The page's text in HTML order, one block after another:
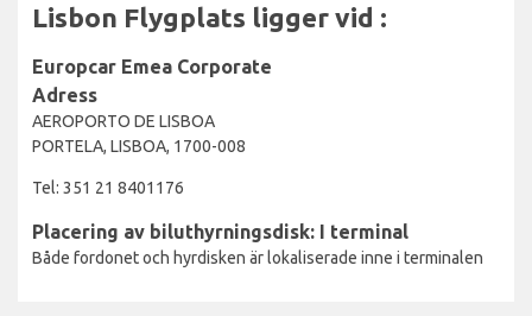
Lisbon Flygplats ligger vid :
Europcar Emea Corporate
Adress
AEROPORTO DE LISBOA
PORTELA, LISBOA, 1700-008
Tel: 351 21 8401176
Placering av biluthyrningsdisk: I terminal
Både fordonet och hyrdisken är lokaliserade inne i terminalen